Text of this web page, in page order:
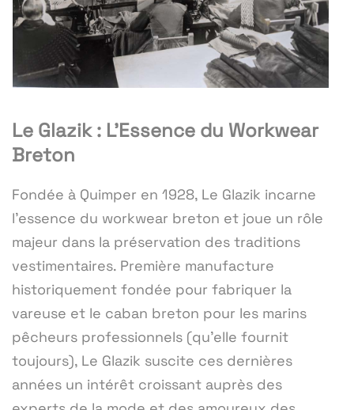
Le Glazik : L'Essence du Workwear
Breton
Fondée à Quimper en 1928, Le Glazik incarne
l'essence du workwear breton et joue un rôle
majeur dans la préservation des traditions
vestimentaires. Première manufacture
historiquement fondée pour fabriquer la
vareuse et le caban breton pour les marins
pêcheurs professionnels (qu'elle fournit
toujours), Le Glazik suscite ces dernières
années un intérêt croissant auprès des